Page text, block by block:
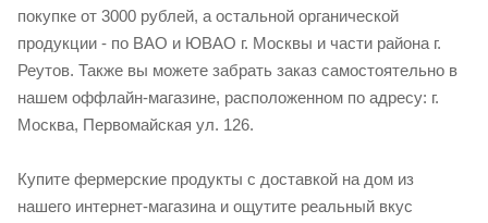
покупке от 3000 рублей, а остальной органической
продукции - по ВАО и ЮВАО г. Москвы и части района г.
Реутов. Также вы можете забрать заказ самостоятельно в
нашем оффлайн-магазине, расположенном по адресу: г.
Москва, Первомайская ул. 126.
Купите фермерские продукты с доставкой на дом из
нашего интернет-магазина и ощутите реальный вкус